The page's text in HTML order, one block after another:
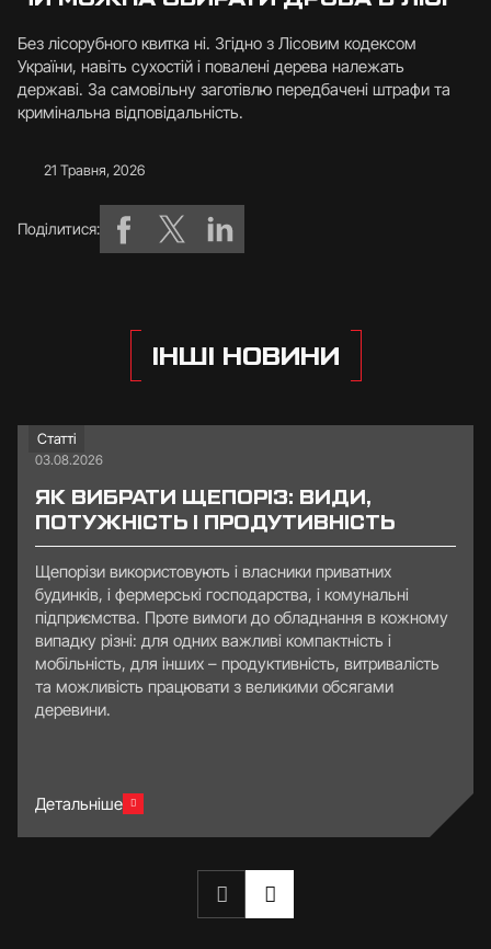
Без лісорубного квитка ні. Згідно з Лісовим кодексом
України, навіть сухостій і повалені дерева належать
державі. За самовільну заготівлю передбачені штрафи та
кримінальна відповідальність.
21 Травня, 2026
Поділитися:
ІНШІ НОВИНИ
Статті
03.08.2026
ЯК ВИБРАТИ ЩЕПОРІЗ: ВИДИ,
ПОТУЖНІСТЬ І ПРОДУТИВНІСТЬ
Щепорізи використовують і власники приватних
будинків, і фермерські господарства, і комунальні
підприємства. Проте вимоги до обладнання в кожному
випадку різні: для одних важливі компактність і
мобільність, для інших – продуктивність, витривалість
та можливість працювати з великими обсягами
деревини.
Детальніше